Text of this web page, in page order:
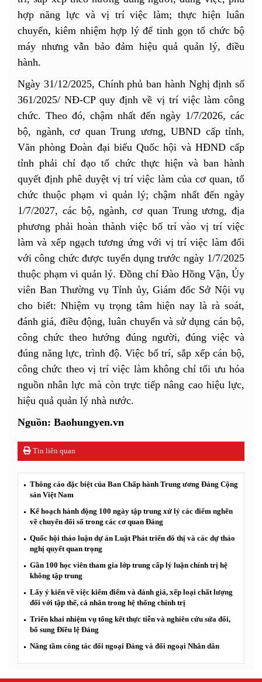
hợp năng lực và vị trí việc làm; thực hiện luân
chuyển, kiêm nhiệm hợp lý để tinh gọn tổ chức bộ
máy nhưng vẫn bảo đảm hiệu quả quản lý, điều
hành.
Ngày 31/12/2025, Chính phủ ban hành Nghị định số
361/2025/ NĐ-CP quy định về vị trí việc làm công
chức. Theo đó, chậm nhất đến ngày 1/7/2026, các
bộ, ngành, cơ quan Trung ương, UBND cấp tỉnh,
Văn phòng Đoàn đại biểu Quốc hội và HĐND cấp
tỉnh phải chỉ đạo tổ chức thực hiện và ban hành
quyết định phê duyệt vị trí việc làm của cơ quan, tổ
chức thuộc phạm vi quản lý; chậm nhất đến ngày
1/7/2027, các bộ, ngành, cơ quan Trung ương, địa
phương phải hoàn thành việc bố trí vào vị trí việc
làm và xếp ngạch tương ứng với vị trí việc làm đối
với công chức được tuyển dụng trước ngày 1/7/2025
thuộc phạm vi quản lý. Đồng chí Đào Hồng Vận, Ủy
viên Ban Thường vụ Tỉnh ủy, Giám đốc Sở Nội vụ
cho biết: Nhiệm vụ trọng tâm hiện nay là rà soát,
đánh giá, điều động, luân chuyển và sử dụng cán bộ,
công chức theo hướng đúng người, đúng việc và
đúng năng lực, trình độ. Việc bố trí, sắp xếp cán bộ,
công chức theo vị trí việc làm không chỉ tối ưu hóa
nguồn nhân lực mà còn trực tiếp nâng cao hiệu lực,
hiệu quả quản lý nhà nước.
Nguồn: Baohungyen.vn
Tin liên quan
Thông cáo đặc biệt của Ban Chấp hành Trung ương Đảng Cộng
sản Việt Nam
Kế hoạch hành động 100 ngày tập trung xử lý các điểm nghẽn
về chuyển đổi số trong các cơ quan Đảng
Quốc hội thảo luận dự án Luật Phát triển đô thị và các dự thảo
nghị quyết quan trọng
Gần 100 học viên tham gia lớp trung cấp lý luận chính trị hệ
không tập trung
Lấy ý kiến về việc kiểm điểm và đánh giá, xếp loại chất lượng
đối với tập thể, cá nhân trong hệ thống chính trị
Triển khai nhiệm vụ tổng kết thực tiễn và nghiên cứu sửa đổi,
bổ sung Điều lệ Đảng
Nâng tầm công tác đối ngoại Đảng và đối ngoại Nhân dân